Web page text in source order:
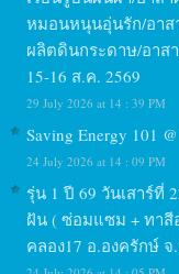
หมอนหนุนอุ่นรัก/อาส
ผลิตดินกระดาษ/อาส
15-16 ส.ค. 2569
29 July 2026 at 14 : 39 PM
Saving Energy 101
24 July 2026 at 14 : 09 PM
รุ่น 1 ปี 69 วันเสาร์ที่
ฝัน ( ซ่อมแซม + ทาสี
คลอง17 อ.องครักษ์